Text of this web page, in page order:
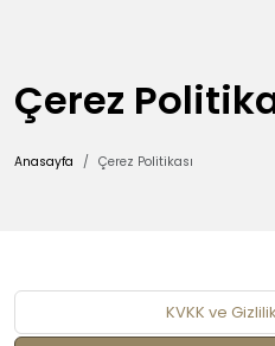
Çerez
Anasayfa Çerez Politikası
KVKK ve